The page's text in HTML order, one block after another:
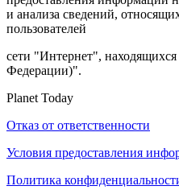
и анализа сведений,
пользователей
сети "Интернет",
Федерации)".
Planet Today
Отказ от ответственности
Условия предоставления
Политика